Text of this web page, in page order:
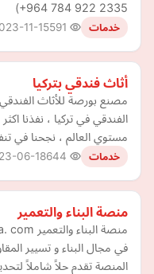
+964 784 922 2335‎‏)
خدمات 11-15
أثاث فندقي بتركيا
مصنع بورصة للأثاث الفندقي
مستوي العالم ، نجحنا في تنفيذ 68 مشروع تأثيث
خدمات 06-18
منصة البناء والتعمير
في مجال البناء و تسيير
المنصة تقدم حلاً شاملاً